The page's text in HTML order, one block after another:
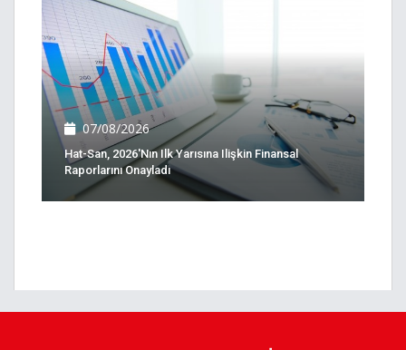
07/08/2026
Hat-San, 2026'nın Ilk Yarısına Ilişkin Finansal
Raporlarını Onayladı